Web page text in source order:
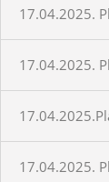
17.04.2025.
17.04.2025.
17.04.2025.